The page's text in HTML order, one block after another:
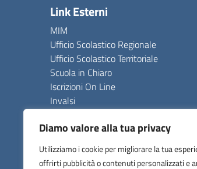
Diamo valore alla tua privacy
Utilizziamo i cookie per migliorare la tua
offrirti pubblicità o contenuti personalizzati e
Link Esterni
MIM
Ufficio Scolastico Regionale
Ufficio Scolastico Territoriale
Scuola in Chiaro
Iscrizioni On Line
Invalsi